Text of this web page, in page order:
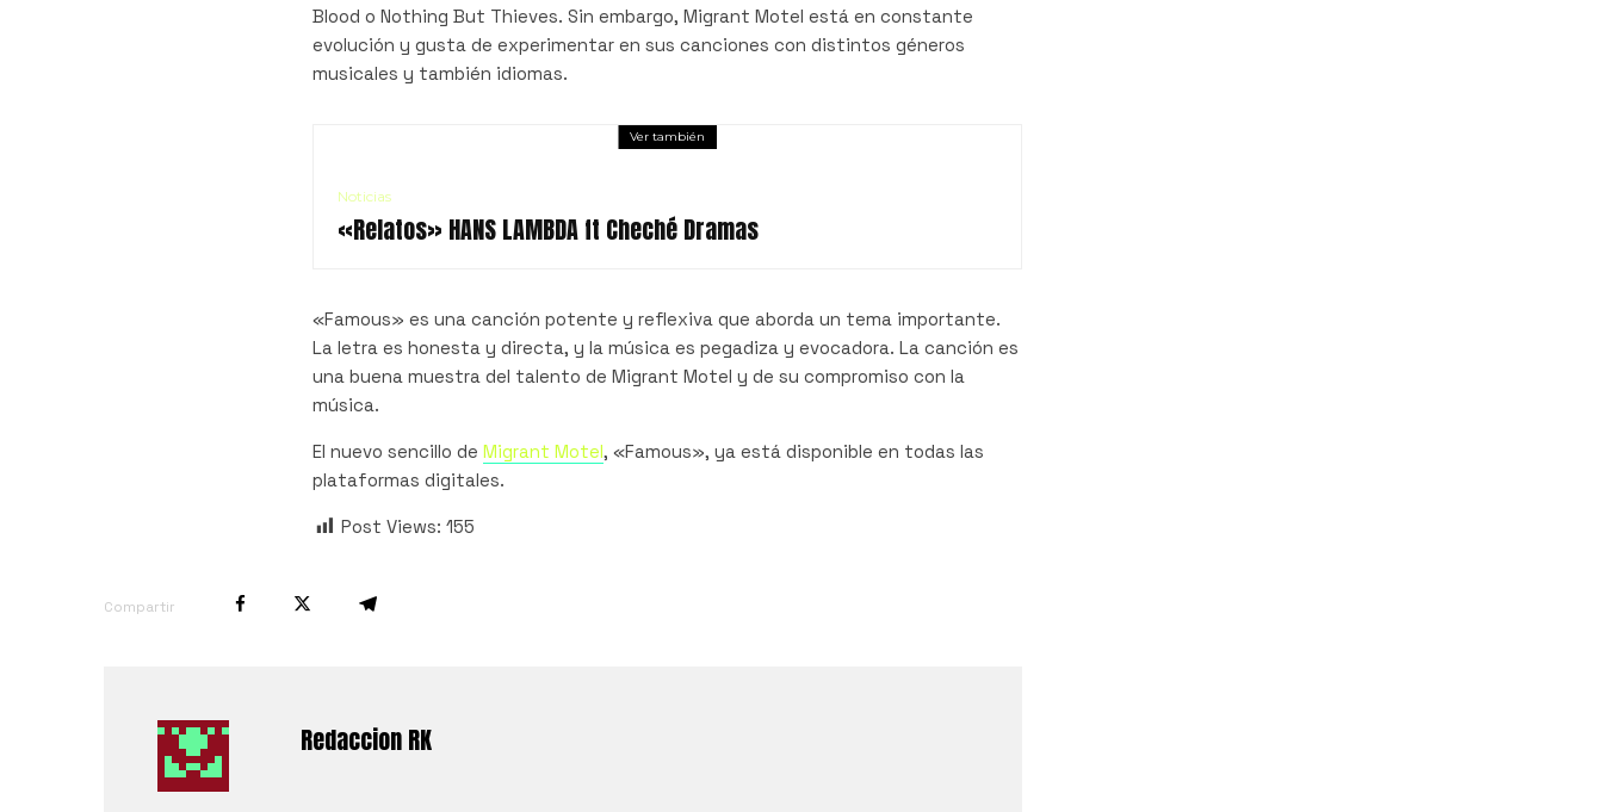
Blood o Nothing But Thieves. Sin embargo, Migrant Motel está en constante
evolución y gusta de experimentar en sus canciones con distintos géneros
musicales y también idiomas.
Ver también
Noticias
«Relatos» HANS LAMBDA ft Cheché Dramas
«Famous» es una canción potente y reflexiva que aborda un tema importante.
La letra es honesta y directa, y la música es pegadiza y evocadora. La canción es
una buena muestra del talento de Migrant Motel y de su compromiso con la
música.
El nuevo sencillo de Migrant Motel, «Famous», ya está disponible en todas las
plataformas digitales.
Post Views: 155
Compartir
Redaccion RK